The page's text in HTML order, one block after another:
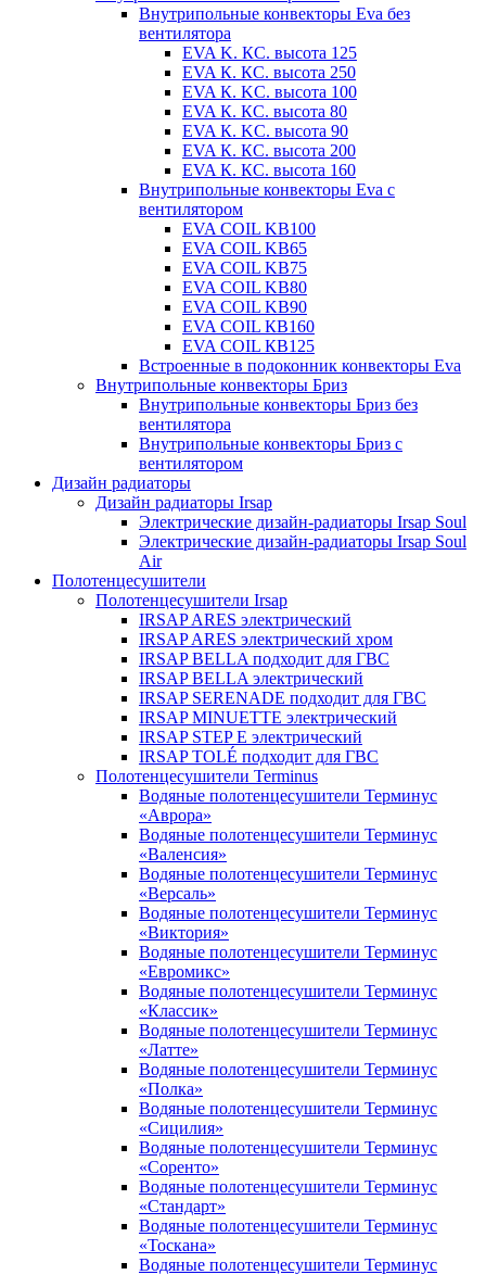
Внутрипольные конвекторы Eva без
вентилятора
EVA K. КС. высота 125
EVA К. КС. высота 250
EVA К. KС. высота 100
EVA К. КС. высота 80
EVA К. KC. высота 90
EVA К. КС. высота 200
EVA К. КС. высота 160
Внутрипольные конвекторы Eva с
вентилятором
EVA COIL KB100
EVA COIL KB65
EVA COIL KB75
EVA COIL KB80
EVA COIL KB90
EVA COIL КВ160
EVA COIL КВ125
Встроенные в подоконник конвекторы Eva
Внутрипольные конвекторы Бриз
Внутрипольные конвекторы Бриз без
вентилятора
Внутрипольные конвекторы Бриз с
вентилятором
Дизайн радиаторы
Дизайн радиаторы Irsap
Электрические дизайн-радиаторы Irsap Soul
Электрические дизайн-радиаторы Irsap Soul
Air
Полотенцесушители
Полотенцесушители Irsap
IRSAP ARES электрический
IRSAP ARES электрический хром
IRSAP BELLA подходит для ГВС
IRSAP BELLA электрический
IRSAP SERENADE подходит для ГВС
IRSAP MINUETTE электрический
IRSAP STEP E электрический
IRSAP TOLÉ подходит для ГВС
Полотенцесушители Terminus
Водяные полотенцесушители Терминус
«Аврора»
Водяные полотенцесушители Терминус
«Валенсия»
Водяные полотенцесушители Терминус
«Версаль»
Водяные полотенцесушители Терминус
«Виктория»
Водяные полотенцесушители Терминус
«Евромикс»
Водяные полотенцесушители Терминус
«Классик»
Водяные полотенцесушители Терминус
«Латте»
Водяные полотенцесушители Терминус
«Полка»
Водяные полотенцесушители Терминус
«Сицилия»
Водяные полотенцесушители Терминус
«Соренто»
Водяные полотенцесушители Терминус
«Стандарт»
Водяные полотенцесушители Терминус
«Тоскана»
Водяные полотенцесушители Терминус